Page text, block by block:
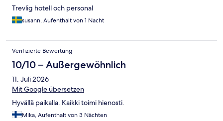
Trevlig hotell och personal
susann, Aufenthalt von 1 Nacht
Verifizierte Bewertung
10/10 – Außergewöhnlich
11. Juli 2026
Mit Google übersetzen
Hyvällä paikalla. Kaikki toimi hienosti.
Mika, Aufenthalt von 3 Nächten